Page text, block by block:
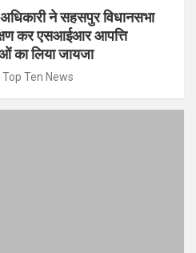
अधिकारी ने सहसपुर विधानसभा
कर एसआईआर आपत्ति
का लिया जायजा
Ten News